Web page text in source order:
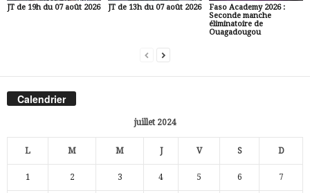
JT de 19h du 07 août 2026 JT de 13h du 07 août 2026
Faso Academy 2026 :
Seconde manche
éliminatoire de
Ouagadougou
Calendrier
juillet 2024
L M M J V S D
1 2 3 4 5 6 7